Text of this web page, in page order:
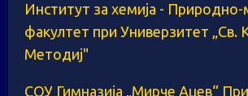
Институт за хемија -
факултет при Универзитет „Св.
Методиј"
СОУ Гимназија „Мирче Ацев“